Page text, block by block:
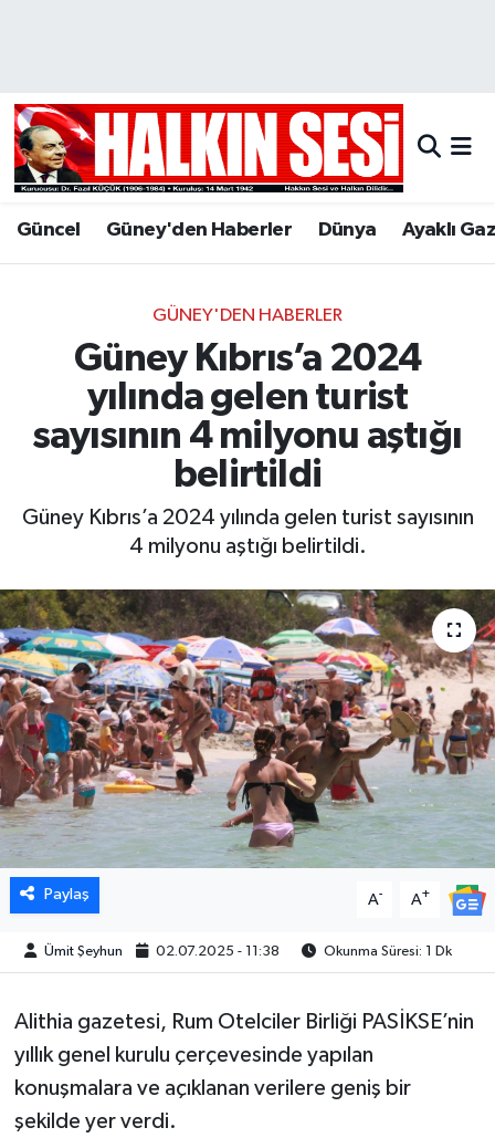
Güncel Güney'den Haberler Dünya Ayaklı
GÜNEY'DEN HABERLER
Güney Kıbrıs’a 2024
yılında gelen turist
sayısının 4 milyonu aştığı
belirtildi
Güney Kıbrıs’a 2024 yılında gelen turist sayısının
4 milyonu aştığı belirtildi.
Paylaş A- A+
Ümit Şeyhun 02.07.2025 - 11:38 Okunma Süresi: 1 Dk
Alithia gazetesi, Rum Otelciler Birliği PASİKSE’nin
yıllık genel kurulu çerçevesinde yapılan
konuşmalara ve açıklanan verilere geniş bir
şekilde yer verdi.
Hava Durumu
Trafik Durumu
Tüm Manşetler
Son Dakika Haberleri
Haber Arşivi